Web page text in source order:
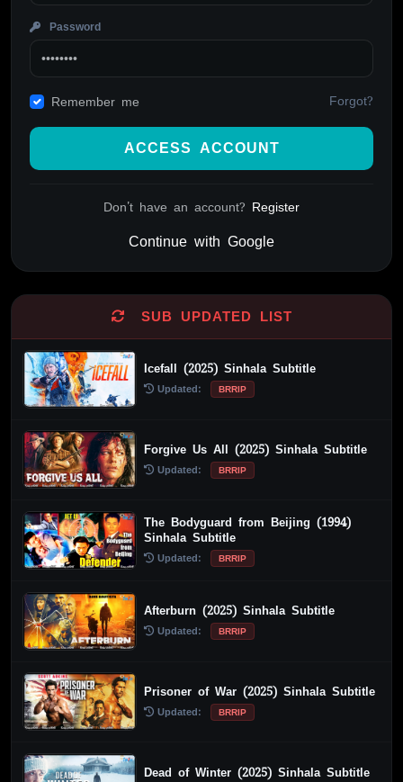
Password
Remember me Forgot?
ACCESS ACCOUNT
Don't have an account? Register
Continue with Google
SUB UPDATED LIST
Icefall (2025) Sinhala Subtitle
Updated: BRRIP
Forgive Us All (2025) Sinhala Subtitle
Updated: BRRIP
The Bodyguard from Beijing (1994)
Sinhala Subtitle
Updated: BRRIP
Afterburn (2025) Sinhala Subtitle
Updated: BRRIP
Prisoner of War (2025) Sinhala Subtitle
Updated: BRRIP
Dead of Winter (2025) Sinhala Subtitle